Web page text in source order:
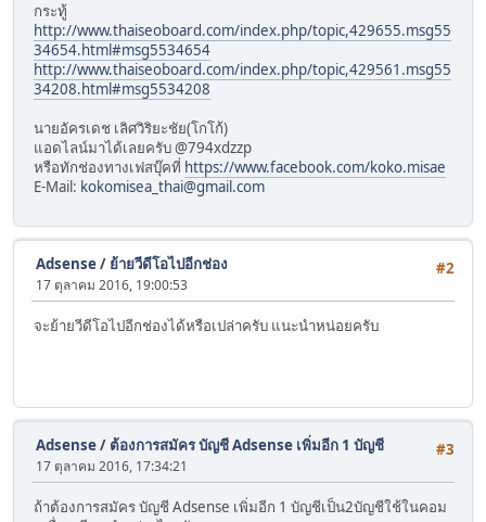
กระทู้
http://www.thaiseoboard.com/index.php/topic,429655.msg55
34654.html#msg5534654
http://www.thaiseoboard.com/index.php/topic,429561.msg55
34208.html#msg5534208
นายอัครเดช เลิศวิริยะชัย(โกโก้)
แอดไลน์มาได้เลยครับ @794xdzzp
หรือทักช่องทางเฟสบุ๊คที่ https://www.facebook.com/koko.misae
E-Mail: kokomisea_thai@gmail.com
#2
Adsense/ ย้ายวีดีโอไปอีกช่อง
17 ตุลาคม 2016, 19:00:53
จะย้ายวีดีโอไปอีกช่องได้หรือเปล่าครับ แนะนำหน่อยครับ
#3
Adsense/ ต้องการสมัคร บัญชี Adsense เพิ่มอีก 1 บัญชี
17 ตุลาคม 2016, 17:34:21
ถ้าต้องการสมัคร บัญชี Adsense เพิ่มอีก 1 บัญชีเป็น2บัญชีใช้ในคอม